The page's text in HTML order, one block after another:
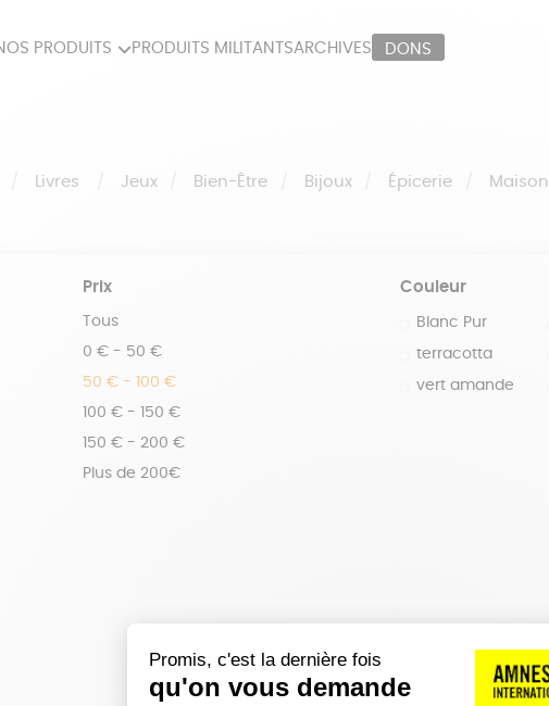
PRODUITS PRODUITS MILITANTSARCHIVES DONS
Livres Jeux Bien-Être Bijoux Épicerie Maison
Prix
Tous
0 € - 50 €
50 € - 100 €
100 € - 150 €
150 € - 200 €
Plus de 200€
Couleur
Blanc Pur
terracotta
vert amande